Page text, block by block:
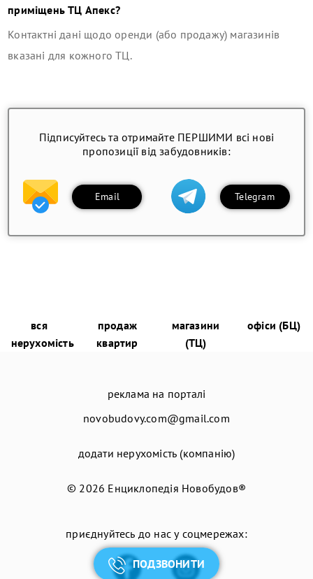
ПОДЗВОНИТИ
приміщеньТЦ Апекс?
Контактні дані щодо оренди (або продажу) магазинів
вказані для кожного ТЦ.
Підписуйтесь та отримайте ПЕРШИМИ всі нові
пропозиції від забудовників:
Email Telegram
вся
нерухомість
продаж
квартир
магазини
(ТЦ)
офіси (БЦ)
реклама на порталі
novobudovy.com@gmail.com
додати нерухомість (компанію)
© 2026 Енциклопедія Новобудов®
приєднуйтесь до нас у соцмережах: